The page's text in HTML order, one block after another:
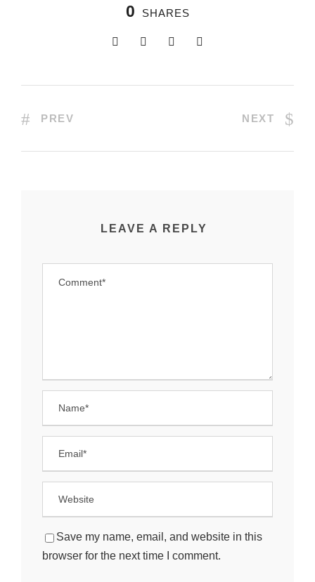
0 SHARES
PREV NEXT
LEAVE A REPLY
Save my name, email, and website in this
browser for the next time I comment.